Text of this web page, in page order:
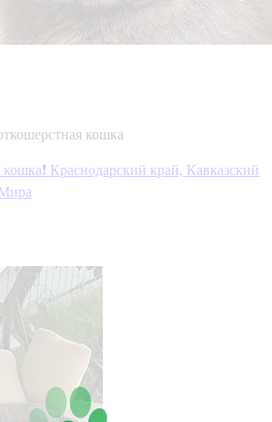
кошка
Краснодарский край, Кавказский